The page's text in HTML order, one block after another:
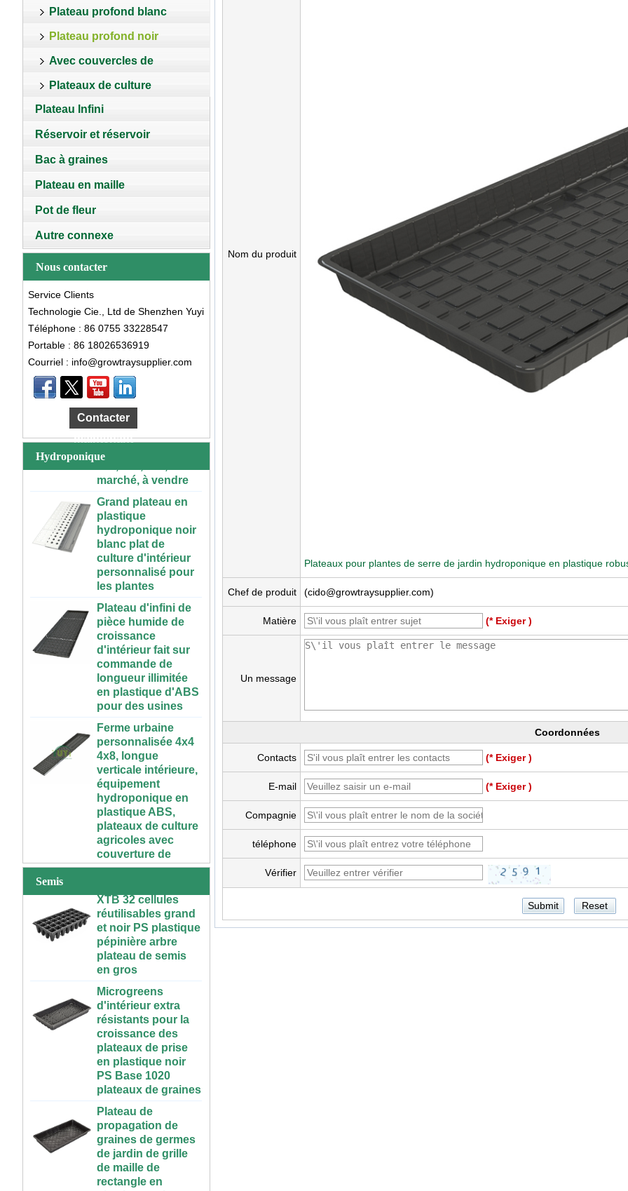
Plateau profond blanc
Plateau profond noir
Avec couvercles de
plantation
Plateaux de culture
personnalisés
Plateau Infini
Réservoir et réservoir
Bac à graines
Plateau en maille
Pot de fleur
Autre connexe
Nous contacter
Service Clients
Technologie Cie., Ltd de Shenzhen Yuyi
Téléphone : 86 0755 33228547
Portable : 86 18026536919
Courriel : info@growtraysupplier.com
Contacter
maintenant
Hydroponique
Grande Table de
culture
hydroponique
roulante en
plastique, intérieur
et extérieur, 3x6,
Grand plateau en
plastique
hydroponique noir
blanc plat de
culture d'intérieur
personnalisé pour
les plantes
Plateau d'infini de
pièce humide de
croissance
d'intérieur fait sur
commande de
longueur illimitée
en plastique d'ABS
pour des usines
Ferme urbaine
personnalisée 4x4
4x8, longue
verticale intérieure,
équipement
hydroponique en
plastique ABS,
plateaux de culture
agricoles avec
couverture de
plantation
d'éléments nutritifs
à l'intérieur en
plastique réservoir
hydroponique avec
couvercle
Système
hydroponique
vertical pour les
fraises et légumes |
ABS Gutting en
plastique pour la
serre et l'utilisation
de la ferme
Grande Table de
culture
hydroponique
roulante en
plastique, intérieur
et extérieur, 3x6,
4x4, 4x6, 4x8, bon
Semis
72 cellules pas cher
tomate brocoli
courge aubergine
noir PS plastique
intérieur semis
plateaux de départ
réutilisables grand
et noir PS plastique
pépinière arbre
plateau de semis
en gros
Microgreens
d'intérieur extra
résistants pour la
croissance des
plateaux de prise
en plastique noir
PS Base 1020
plateaux de graines
Plateau de
propagation de
graines de germes
de jardin de grille
de maille de
rectangle en
plastique noir
Nom du produit
Plateaux pour plantes de serre de jardin hydroponique en plastique
Chef de produit (cido@growtraysupplier.com)
Matière (* Exiger )
Un message
Coordonnées
Contacts (* Exiger )
E-mail (* Exiger )
Compagnie
téléphone
Vérifier